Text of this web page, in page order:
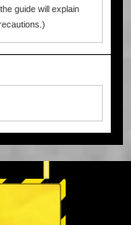
guide will explain